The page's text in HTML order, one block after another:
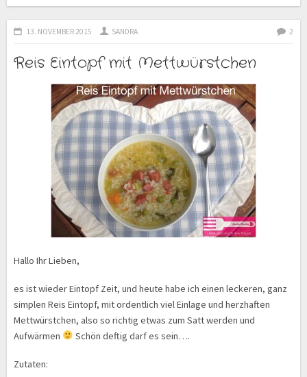
13. NOVEMBER 2015 SANDRA 2
Reis Eintopf mit Mettwürstchen
Hallo Ihr Lieben,
es ist wieder Eintopf Zeit, und heute habe ich einen leckeren, ganz
simplen Reis Eintopf, mit ordentlich viel Einlage und herzhaften
Mettwürstchen, also so richtig etwas zum Satt werden und
Aufwärmen
Schön deftig darf es sein….
Zutaten: